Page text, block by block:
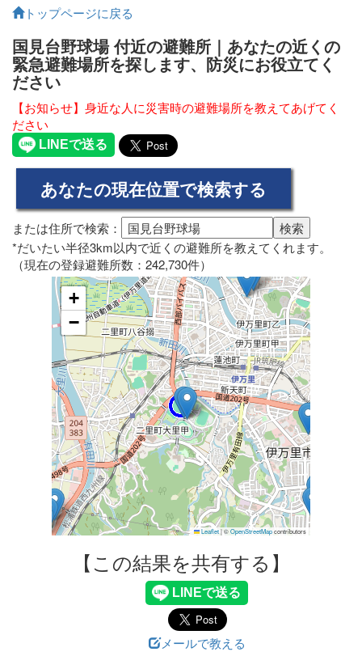
トップページに戻る
国見台野球場 付近の避難所｜あなたの近くの
緊急避難場所を探します、防災にお役立てく
ださい
【お知らせ】身近な人に災害時の避難場所を教えてあげてく
ださい
または住所で検索：
*だいたい半径3km以内で近くの避難所を教えてくれます。
（現在の登録避難所数：242,730件）
+
−
Leaflet|©OpenStreetMapcontributors
【この結果を共有する】
メールで教える